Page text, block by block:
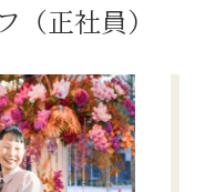
（正社員）